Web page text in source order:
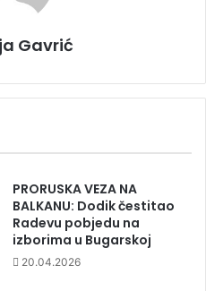
Gavrić
PRORUSKA VEZA NA
BALKANU: Dodik čestitao
Radevu pobjedu na
izborima u Bugarskoj
20.04.2026